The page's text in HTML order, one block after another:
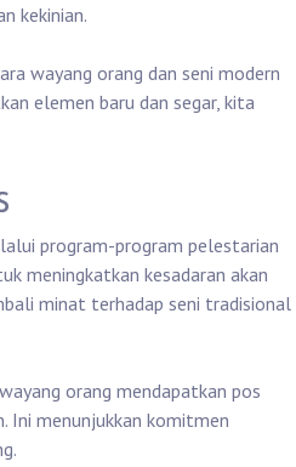
kekinian.
wayang orang dan seni modern
elemen baru dan segar, kita
program-program pelestarian
meningkatkan kesadaran akan
minat terhadap seni tradisional
orang mendapatkan pos
Ini menunjukkan komitmen